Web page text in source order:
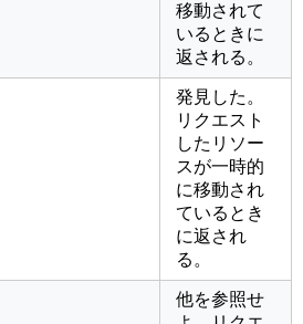
移動されて
いるときに
返される。
発見した。
リクエスト
したリソー
スが一時的
に移動され
ているとき
に返され
る。
他を参照せ